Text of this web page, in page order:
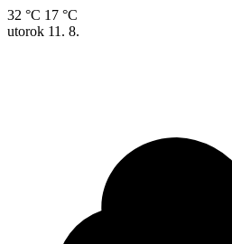
32 °C 17 °C
utorok 11. 8.